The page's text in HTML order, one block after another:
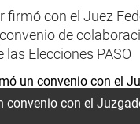
firmó con el Juez
de
las Elecciones PASO
convenio con el